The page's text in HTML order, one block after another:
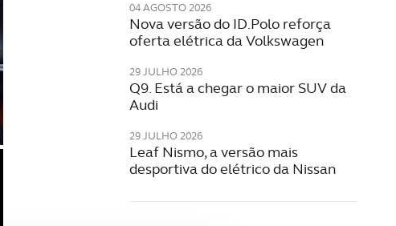
04 AGOSTO 2026
Nova versão do ID.Polo reforça
oferta elétrica da Volkswagen
29 JULHO 2026
Q9. Está a chegar o maior SUV da
Audi
29 JULHO 2026
Leaf Nismo, a versão mais
desportiva do elétrico da Nissan